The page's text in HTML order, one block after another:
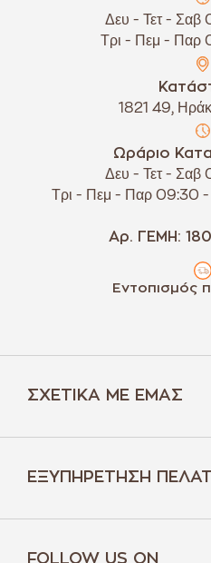
Δευ - Τετ -
Τρι - Πεμ -
1821 49,
Ωράριο
Δευ - Τετ -
Τρι - Πεμ - Παρ 09:30 -
Αρ. ΓΕΜΗ:
Εντοπισμός
ΣΧΕΤΙΚΆ ΜΕ ΕΜΆΣ
ΕΞΥΠΗΡΈΤΗΣΗ
FOLLOW US ON